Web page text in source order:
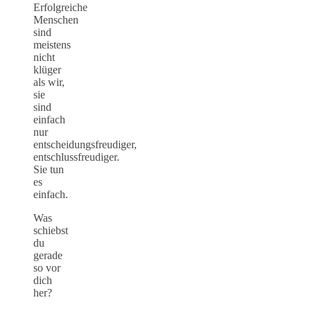
Erfolgreiche
Menschen
sind
meistens
nicht
klüger
als wir,
sie
sind
einfach
nur
entscheidungsfreudiger,
entschlussfreudiger.
Sie tun
es
einfach.
Was
schiebst
du
gerade
so vor
dich
her?